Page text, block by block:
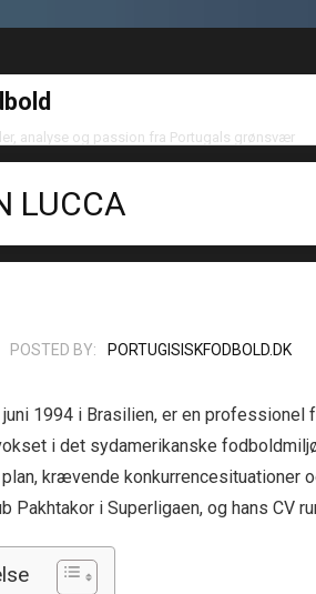
analyse og passion fra Portugals grønsvær
LUCCA
POSTED BY: PORTUGISISKFODBOLD.DK
juni 1994 i Brasilien, er en
i det sydamerikanske
krævende
Pakhtakor i Superligaen, og hans CV